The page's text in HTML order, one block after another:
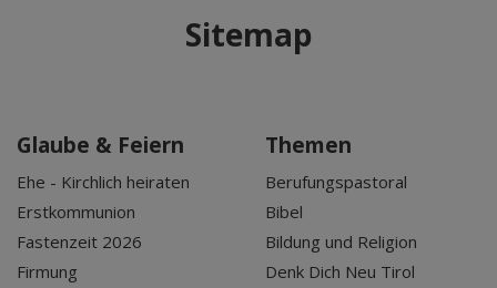
Sitemap
Glaube & Feiern
Ehe - Kirchlich heiraten
Erstkommunion
Fastenzeit 2026
Firmung
Themen
Berufungspastoral
Bibel
Bildung und Religion
Denk Dich Neu Tirol